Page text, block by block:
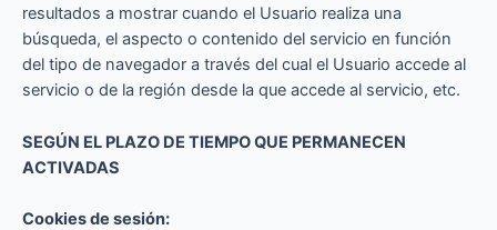
resultados a mostrar cuando el Usuario realiza una
búsqueda, el aspecto o contenido del servicio en función
del tipo de navegador a través del cual el Usuario accede al
servicio o de la región desde la que accede al servicio, etc.
SEGÚN EL PLAZO DE TIEMPO QUE PERMANECEN
ACTIVADAS
Cookies de sesión: